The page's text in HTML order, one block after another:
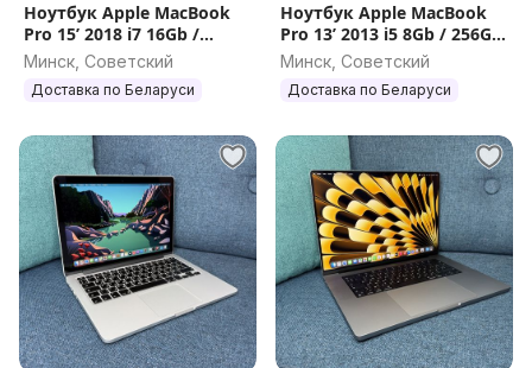
Ноутбук Apple MacBook
Pro 15’ 2018 i7 16Gb /
512Gb (с НДС)
Минск, Советский
Доставка по Беларуси
Ноутбук Apple MacBook
Pro 13’ 2013 i5 8Gb / 256Gb
(с НДС)
Минск, Советский
Доставка по Беларуси